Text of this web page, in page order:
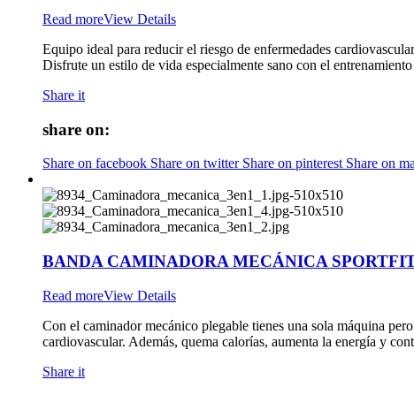
Read moreView Details
Equipo ideal para reducir el riesgo de enfermedades
Disfrute un estilo de vida especialmente sano con el
Share it
share on:
Share on facebook Share on twitter Share on pinterest Share on
BANDA CAMINADORA MECÁNICA
Read moreView Details
Con el caminador mecánico plegable tienes una sola máquina
cardiovascular. Además, quema calorías, aumenta la energía y
Share it